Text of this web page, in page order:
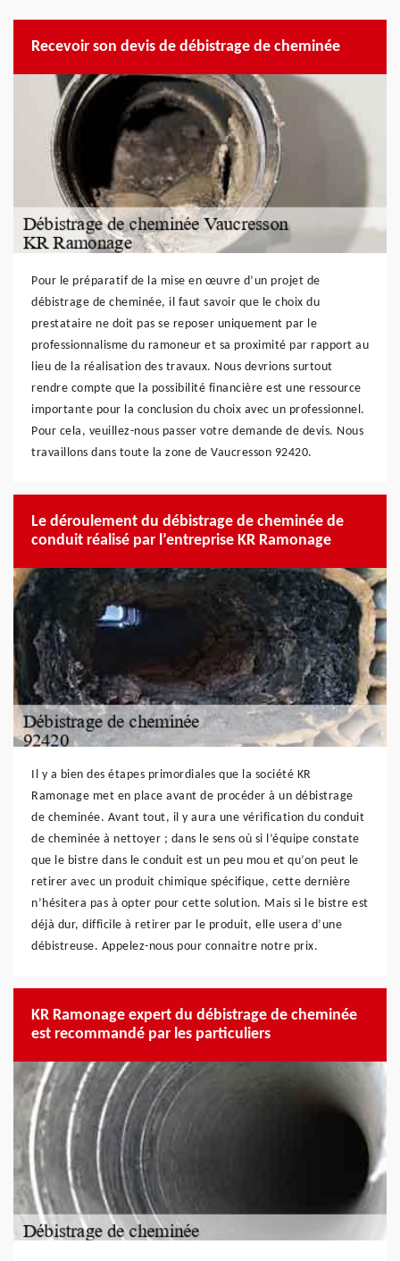
Recevoir son devis de débistrage de cheminée
Pour le préparatif de la mise en œuvre d’un projet de
débistrage de cheminée, il faut savoir que le choix du
prestataire ne doit pas se reposer uniquement par le
professionnalisme du ramoneur et sa proximité par rapport au
lieu de la réalisation des travaux. Nous devrions surtout
rendre compte que la possibilité financière est une ressource
importante pour la conclusion du choix avec un professionnel.
Pour cela, veuillez-nous passer votre demande de devis. Nous
travaillons dans toute la zone de Vaucresson 92420.
Le déroulement du débistrage de cheminée de
conduit réalisé par l’entreprise KR Ramonage
Il y a bien des étapes primordiales que la société KR
Ramonage met en place avant de procéder à un débistrage
de cheminée. Avant tout, il y aura une vérification du conduit
de cheminée à nettoyer ; dans le sens où si l’équipe constate
que le bistre dans le conduit est un peu mou et qu’on peut le
retirer avec un produit chimique spécifique, cette dernière
n’hésitera pas à opter pour cette solution. Mais si le bistre est
déjà dur, difficile à retirer par le produit, elle usera d’une
débistreuse. Appelez-nous pour connaitre notre prix.
KR Ramonage expert du débistrage de cheminée
est recommandé par les particuliers